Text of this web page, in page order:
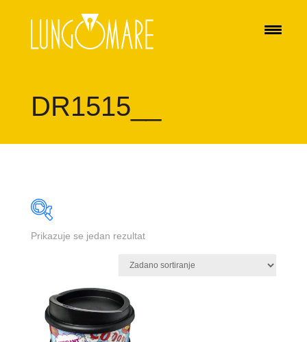
DR1515__
Prikazuje se jedan rezultat